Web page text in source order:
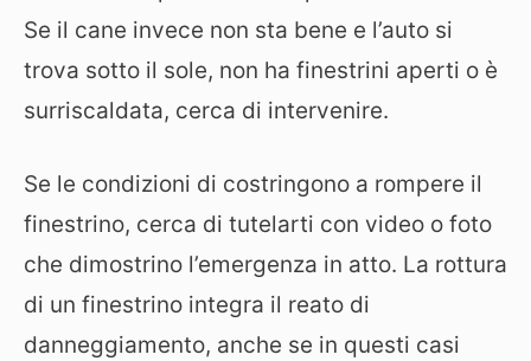
Se il cane invece non sta bene e l’auto si
trova sotto il sole, non ha finestrini aperti o è
surriscaldata, cerca di intervenire.
Se le condizioni di costringono a rompere il
finestrino, cerca di tutelarti con video o foto
che dimostrino l’emergenza in atto. La rottura
di un finestrino integra il reato di
danneggiamento, anche se in questi casi